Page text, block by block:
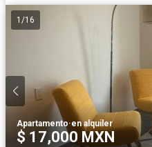
1 /16
Apartamento·en alquiler
$ 17,000 MXN